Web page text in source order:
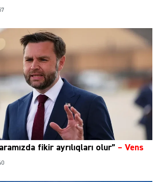
fikir ayrılıqları olur” – Vens